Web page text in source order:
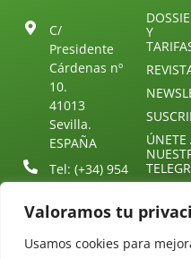
Valoramos tu
Usamos cookies para
C/
Presidente
Cárdenas nº
10.
41013
Sevilla.
ESPAÑA
Tel: (+34) 954
25 88 51
Y
ÚNETE